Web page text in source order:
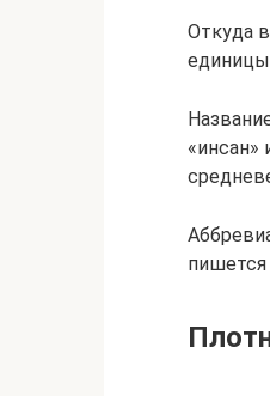
Откуда
«инсан»
пишется